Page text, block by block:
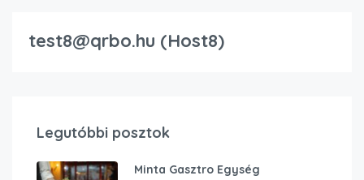
test8@qrbo.hu (Host8)
Legutóbbi posztok
Minta Gasztro Egység